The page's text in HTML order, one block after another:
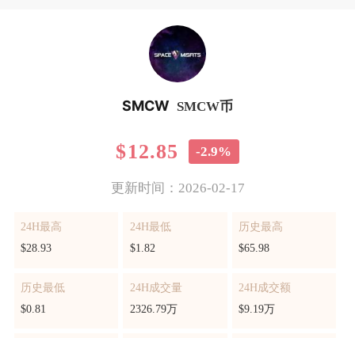
SMCW SMCW币
$12.85 -2.9%
更新时间：2026-02-17
24H最高
$28.93
24H最低
$1.82
历史最高
$65.98
历史最低
$0.81
24H成交量
2326.79万
24H成交额
$9.19万